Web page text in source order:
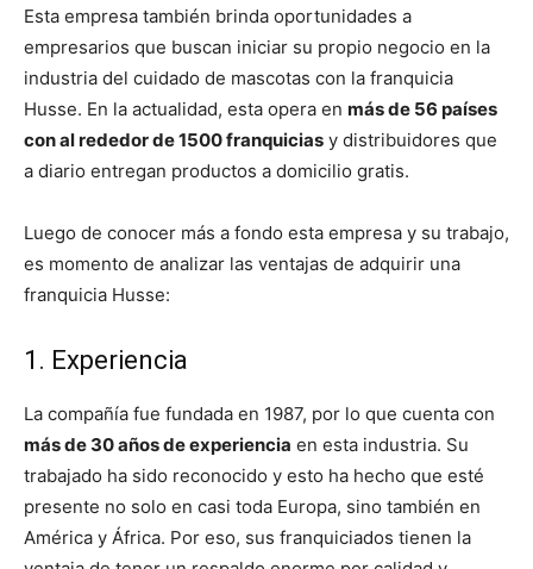
Esta empresa también brinda oportunidades a
empresarios que buscan iniciar su propio negocio en la
industria del cuidado de mascotas con la franquicia
Husse. En la actualidad, esta opera en más de 56 países
con al rededor de 1500 franquicias y distribuidores que
a diario entregan productos a domicilio gratis.
Luego de conocer más a fondo esta empresa y su trabajo,
es momento de analizar las ventajas de adquirir una
franquicia Husse:
1. Experiencia
La compañía fue fundada en 1987, por lo que cuenta con
más de 30 años de experiencia en esta industria. Su
trabajado ha sido reconocido y esto ha hecho que esté
presente no solo en casi toda Europa, sino también en
América y África. Por eso, sus franquiciados tienen la